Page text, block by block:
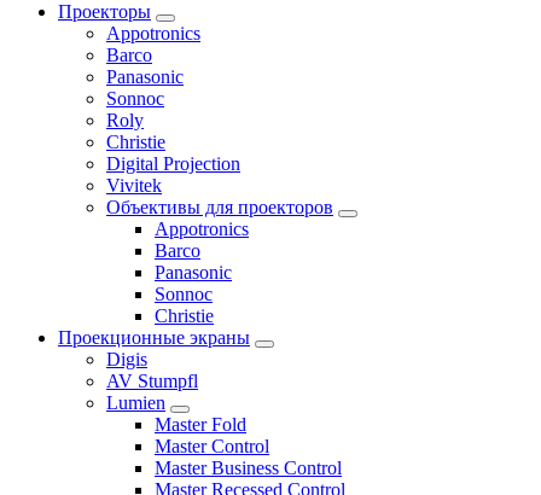
Проекторы
Appotronics
Barco
Panasonic
Sonnoc
Roly
Christie
Digital Projection
Vivitek
Объективы для проекторов
Appotronics
Barco
Panasonic
Sonnoc
Сhristie
Проекционные экраны
Digis
AV Stumpfl
Lumien
Master Fold
Master Control
Master Business Control
Master Recessed Control